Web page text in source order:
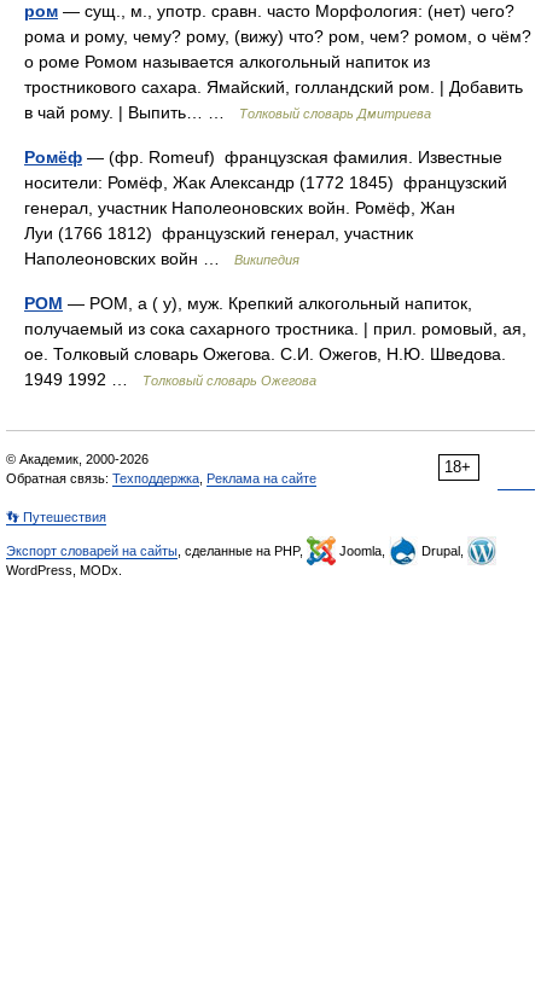
ром — сущ., м., употр. сравн. часто Морфология: (нет) чего?
рома и рому, чему? рому, (вижу) что? ром, чем? ромом, о чём?
о роме Ромом называется алкогольный напиток из
тростникового сахара. Ямайский, голландский ром. | Добавить
в чай рому. | Выпить… …
Толковый словарь Дмитриева
Ромёф — (фр. Romeuf) французская фамилия. Известные
носители: Ромёф, Жак Александр (1772 1845) французский
генерал, участник Наполеоновских войн. Ромёф, Жан
Луи (1766 1812) французский генерал, участник
Наполеоновских войн …
Википедия
РОМ — РОМ, а ( у), муж. Крепкий алкогольный напиток,
получаемый из сока сахарного тростника. | прил. ромовый, ая,
ое. Толковый словарь Ожегова. С.И. Ожегов, Н.Ю. Шведова.
1949 1992 …
Толковый словарь Ожегова
18+
© Академик, 2000-2026
Обратная связь: Техподдержка Реклама на сайте
👣 Путешествия
Экспорт словарей на сайты , сделанные на PHP, Joomla,
Drupal,
WordPress, MODx.